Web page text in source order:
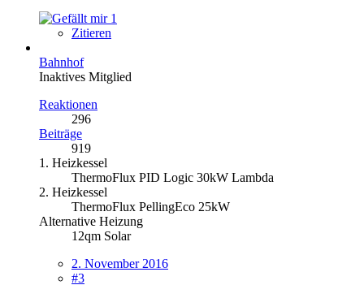
1
Zitieren
Bahnhof
Inaktives Mitglied
Reaktionen
296
Beiträge
919
1. Heizkessel
ThermoFlux PID Logic 30kW Lambda
2. Heizkessel
ThermoFlux PellingEco 25kW
Alternative Heizung
12qm Solar
2. November 2016
#3